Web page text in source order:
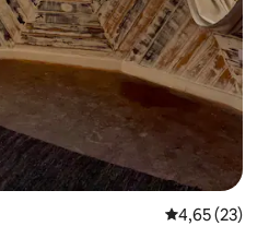
Classificação
4,65 (23)